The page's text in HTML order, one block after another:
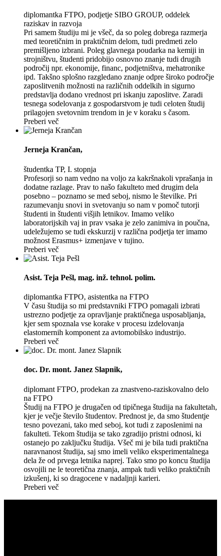
diplomantka FTPO, podjetje SIBO GROUP, oddelek
raziskav in razvoja
Pri samem študiju mi je všeč, da so poleg dobrega razmerja
med teoretičnim in praktičnim delom, tudi predmeti zelo
premišljeno izbrani. Poleg glavnega poudarka na kemiji in
strojništvu, študenti pridobijo osnovno znanje tudi drugih
področij npr. ekonomije, financ, podjetništva, mehatronike
ipd. Takšno splošno razgledano znanje odpre široko področje
zaposlitvenih možnosti na različnih oddelkih in sigurno
predstavlja dodano vrednost pri iskanju zaposlitve. Zaradi
tesnega sodelovanja z gospodarstvom je tudi celoten študij
prilagojen svetovnim trendom in je v koraku s časom.
Preberi več
Jerneja Krančan,
študentka TP, I. stopnja
Profesorji so nam vedno na voljo za kakršnakoli vprašanja in
dodatne razlage. Prav to našo fakulteto med drugim dela
posebno – poznamo se med seboj, nismo le številke. Pri
razumevanju snovi in svetovanju so nam v pomoč tutorji
študenti in študenti višjih letnikov. Imamo veliko
laboratorijskih vaj in prav vsaka je zelo zanimiva in poučna,
udeležujemo se tudi ekskurzij v različna podjetja ter imamo
možnost Erasmus+ izmenjave v tujino.
Preberi več
Asist. Teja Pešl, mag. inž. tehnol. polim.
diplomantka FTPO, asistentka na FTPO
V času študija so mi predstavniki FTPO pomagali izbrati
ustrezno podjetje za opravljanje praktičnega usposabljanja,
kjer sem spoznala vse korake v procesu izdelovanja
elastomernih komponent za avtomobilsko industrijo.
Preberi več
doc. Dr. mont. Janez Slapnik,
diplomant FTPO, prodekan za znastveno-raziskovalno delo
na FTPO
Študij na FTPO je drugačen od tipičnega študija na fakultetah,
kjer je večje število študentov. Prednost je, da smo študentje
tesno povezani, tako med seboj, kot tudi z zaposlenimi na
fakulteti. Tekom študija se tako zgradijo pristni odnosi, ki
ostanejo po zaključku študija. Všeč mi je bila tudi praktična
naravnanost študija, saj smo imeli veliko eksperimentalnega
dela že od prvega letnika naprej. Tako smo po koncu študija
osvojili ne le teoretična znanja, ampak tudi veliko praktičnih
izkušenj, ki so dragocene v nadaljnji karieri.
Preberi več